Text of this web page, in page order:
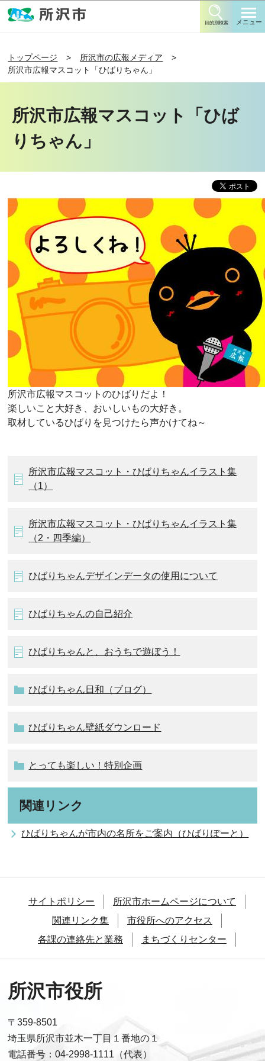
目的別検索 メニュー
トップページ
所沢市の広報メディア
所沢市広報マスコット「ひばりちゃん」
所沢市広報マスコット「ひば
りちゃん」
所沢市広報マスコットのひばりだよ！
楽しいこと大好き、おいしいもの大好き。
取材しているひばりを見つけたら声かけてね～
所沢市広報マスコット・ひばりちゃんイラスト集
（1）
所沢市広報マスコット・ひばりちゃんイラスト集
（2・四季編）
ひばりちゃんデザインデータの使用について
ひばりちゃんの自己紹介
ひばりちゃんと、おうちで遊ぼう！
ひばりちゃん日和（ブログ）
ひばりちゃん壁紙ダウンロード
とっても楽しい！特別企画
関連リンク
ひばりちゃんが市内の名所をご案内（ひばりぽーと）
サイトポリシー
所沢市ホームページについて
関連リンク集
市役所へのアクセス
各課の連絡先と業務
まちづくりセンター
所沢市役所
〒359-8501
埼玉県所沢市並木一丁目１番地の１
電話番号：04-2998-1111（代表）